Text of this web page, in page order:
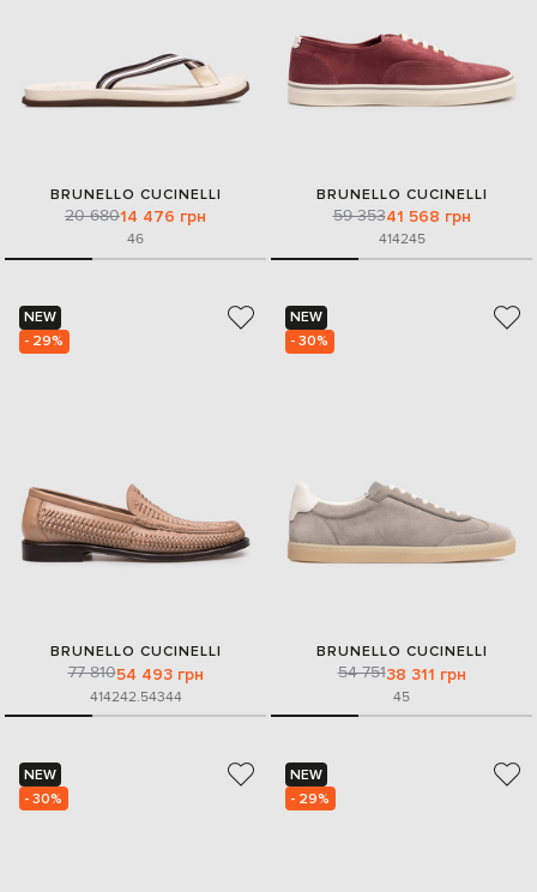
BRUNELLO CUCINELLI
20 68014 476 грн
46
BRUNELLO CUCINELLI
59 35341 568 грн
414245
NEW
- 29%
BRUNELLO CUCINELLI
77 81054 493 грн
414242.54344
NEW
- 30%
BRUNELLO CUCINELLI
54 75138 311 грн
45
NEW
- 30%
NEW
- 29%